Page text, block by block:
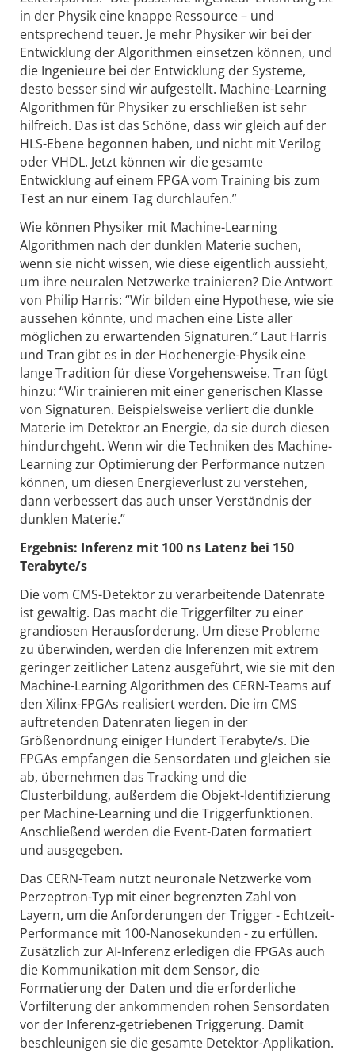
in der Physik eine knappe Ressource – und
entsprechend teuer. Je mehr Physiker wir bei der
Entwicklung der Algorithmen einsetzen können, und
die Ingenieure bei der Entwicklung der Systeme,
desto besser sind wir aufgestellt. Machine-Learning
Algorithmen für Physiker zu erschließen ist sehr
hilfreich. Das ist das Schöne, dass wir gleich auf der
HLS-Ebene begonnen haben, und nicht mit Verilog
oder VHDL. Jetzt können wir die gesamte
Entwicklung auf einem FPGA vom Training bis zum
Test an nur einem Tag durchlaufen.”
Wie können Physiker mit Machine-Learning
Algorithmen nach der dunklen Materie suchen,
wenn sie nicht wissen, wie diese eigentlich aussieht,
um ihre neuralen Netzwerke trainieren? Die Antwort
von Philip Harris: “Wir bilden eine Hypothese, wie sie
aussehen könnte, und machen eine Liste aller
möglichen zu erwartenden Signaturen.” Laut Harris
und Tran gibt es in der Hochenergie-Physik eine
lange Tradition für diese Vorgehensweise. Tran fügt
hinzu: “Wir trainieren mit einer generischen Klasse
von Signaturen. Beispielsweise verliert die dunkle
Materie im Detektor an Energie, da sie durch diesen
hindurchgeht. Wenn wir die Techniken des Machine-
Learning zur Optimierung der Performance nutzen
können, um diesen Energieverlust zu verstehen,
dann verbessert das auch unser Verständnis der
dunklen Materie.”
Ergebnis: Inferenz mit 100 ns Latenz bei 150
Terabyte/s
Die vom CMS-Detektor zu verarbeitende Datenrate
ist gewaltig. Das macht die Triggerfilter zu einer
grandiosen Herausforderung. Um diese Probleme
zu überwinden, werden die Inferenzen mit extrem
geringer zeitlicher Latenz ausgeführt, wie sie mit den
Machine-Learning Algorithmen des CERN-Teams auf
den Xilinx-FPGAs realisiert werden. Die im CMS
auftretenden Datenraten liegen in der
Größenordnung einiger Hundert Terabyte/s. Die
FPGAs empfangen die Sensordaten und gleichen sie
ab, übernehmen das Tracking und die
Clusterbildung, außerdem die Objekt-Identifizierung
per Machine-Learning und die Triggerfunktionen.
Anschließend werden die Event-Daten formatiert
und ausgegeben.
Das CERN-Team nutzt neuronale Netzwerke vom
Perzeptron-Typ mit einer begrenzten Zahl von
Layern, um die Anforderungen der Trigger - Echtzeit-
Performance mit 100-Nanosekunden - zu erfüllen.
Zusätzlich zur AI-Inferenz erledigen die FPGAs auch
die Kommunikation mit dem Sensor, die
Formatierung der Daten und die erforderliche
Vorfilterung der ankommenden rohen Sensordaten
vor der Inferenz-getriebenen Triggerung. Damit
beschleunigen sie die gesamte Detektor-Applikation.